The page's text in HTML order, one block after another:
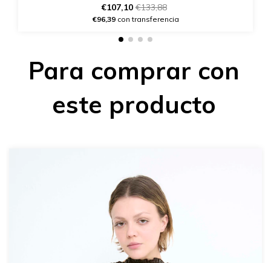
€107,10€133,88
€96,39con transferencia
Para comprar con
este producto